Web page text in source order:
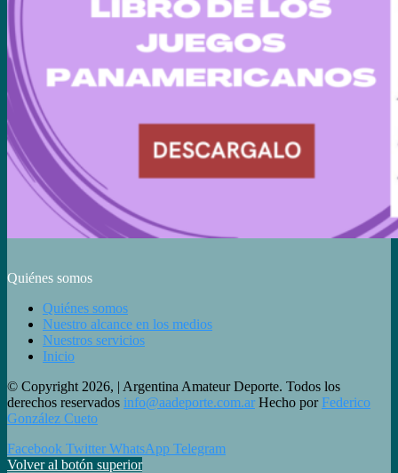
Quiénes somos
Quiénes somos
Nuestro alcance en los medios
Nuestros servicios
Inicio
© Copyright 2026, | Argentina Amateur Deporte. Todos los
derechos reservados info@aadeporte.com.ar Hecho por Federico
González Cueto
Facebook Twitter WhatsApp Telegram
Volver al botón superior